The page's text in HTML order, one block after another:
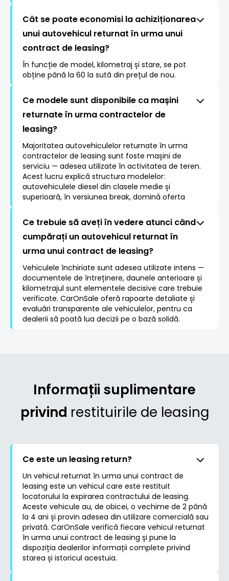
Cât se poate economisi la achiziționarea
unui autovehicul returnat în urma unui
contract de leasing?
În funcție de model, kilometraj și stare, se pot
obține până la 60 la sută din prețul de nou.
Ce modele sunt disponibile ca mașini
returnate în urma contractelor de
leasing?
Majoritatea autovehiculelor returnate în urma
contractelor de leasing sunt foste mașini de
serviciu — adesea utilizate în activitatea de teren.
Acest lucru explică structura modelelor:
autovehiculele diesel din clasele medie și
superioară, în versiunea break, domină oferta
Ce trebuie să aveți în vedere atunci când
cumpărați un autovehicul returnat în
urma unui contract de leasing?
Vehiculele închiriate sunt adesea utilizate intens —
documentele de întreținere, daunele anterioare și
kilometrajul sunt elementele decisive care trebuie
verificate. CarOnSale oferă rapoarte detaliate și
evaluări transparente ale vehiculelor, pentru ca
dealerii să poată lua decizii pe o bază solidă.
Informații suplimentare
privind restituirile de leasing
Ce este un leasing return?
Un vehicul returnat în urma unui contract de
leasing este un vehicul care este restituit
locatorului la expirarea contractului de leasing.
Aceste vehicule au, de obicei, o vechime de 2 până
la 4 ani și provin adesea din utilizare comercială sau
privată. CarOnSale verifică fiecare vehicul returnat
în urma unui contract de leasing și pune la
dispoziția dealerilor informații complete privind
starea și istoricul acestuia.